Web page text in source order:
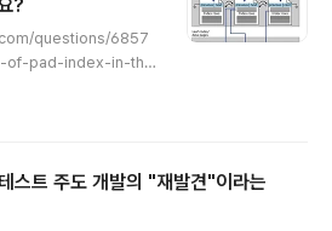
?
questions/6857
of-pad-index-in-this
있지만 PAD_INDEX가
[EmployeeId] ASC ) W
= OF
스트 주도 개발의 "재발견"이라는